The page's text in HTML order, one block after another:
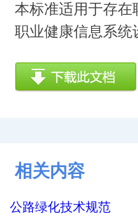
本标准适用于存在
职业健康信息系统
相关内容
公路绿化技术规范